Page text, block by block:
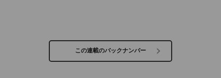
この連載のバックナンバー